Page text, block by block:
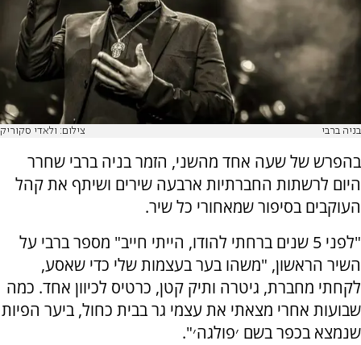
בניה ברבי צילום: ולאדי סקוריק
בהפרש של שעה אחד מהשני, הזמר בניה ברבי שחרר
היום לרשתות החברתיות ארבעה שירים ושיתף את קהל
העוקבים בסיפור שמאחורי כל שיר.
"לפני 5 שנים ברחתי להודו, הייתי חייב" מספר ברבי על
השיר הראשון, "משהו בער בעצמות שלי כדי שאסע,
לקחתי מחברת, גיטרה ותיק קטן, כרטיס לכיוון אחד. כמה
שבועות אחרי מצאתי את עצמי גר בבית כחול, ביער הפיות
שנמצא בכפר בשם ׳פולגה׳".